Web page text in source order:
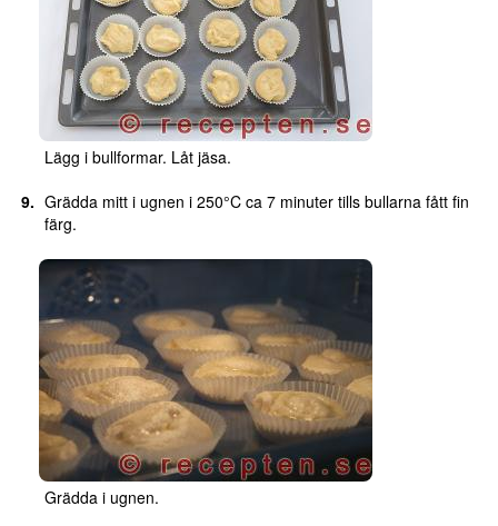
Lägg i bullformar. Låt jäsa.
Grädda mitt i ugnen i 250°C ca 7 minuter tills bullarna fått fin
färg.
Grädda i ugnen.